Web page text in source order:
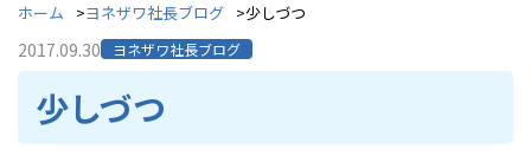
ホーム ヨネザワ社長ブログ 少しづつ
2017.09.30 ヨネザワ社長ブログ
少しづつ